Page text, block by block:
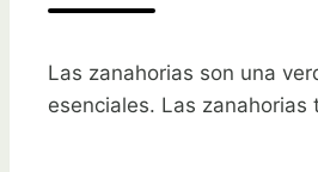
Las zanahorias son una
esenciales. Las